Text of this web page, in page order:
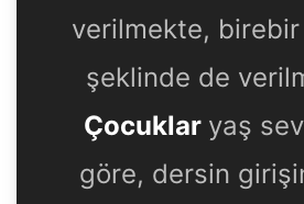
verilmekte,
şeklinde de
Çocuklar yaş
göre, dersin